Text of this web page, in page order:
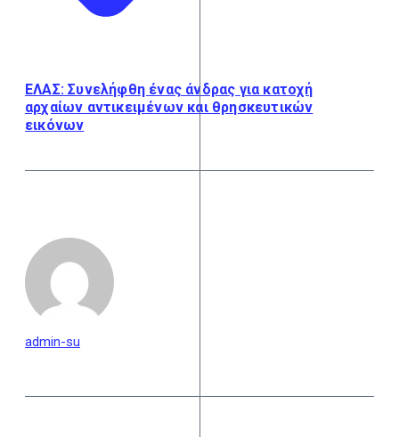
ΕΛΑΣ: Συνελήφθη ένας άνδρας για κατοχή
αρχαίων αντικειμένων και θρησκευτικών
εικόνων
admin-su